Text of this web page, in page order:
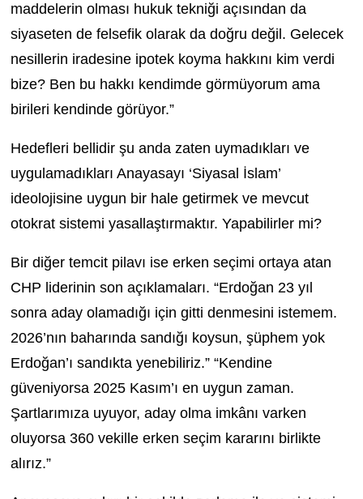
maddelerin olması hukuk tekniği açısından da
siyaseten de felsefik olarak da doğru değil. Gelecek
nesillerin iradesine ipotek koyma hakkını kim verdi
bize? Ben bu hakkı kendimde görmüyorum ama
birileri kendinde görüyor.”
Hedefleri bellidir şu anda zaten uymadıkları ve
uygulamadıkları Anayasayı ‘Siyasal İslam’
ideolojisine uygun bir hale getirmek ve mevcut
otokrat sistemi yasallaştırmaktır. Yapabilirler mi?
Bir diğer temcit pilavı ise erken seçimi ortaya atan
CHP liderinin son açıklamaları. “Erdoğan 23 yıl
sonra aday olamadığı için gitti denmesini istemem.
2026’nın baharında sandığı koysun, şüphem yok
Erdoğan’ı sandıkta yenebiliriz.” “Kendine
güveniyorsa 2025 Kasım’ı en uygun zaman.
Şartlarımıza uyuyor, aday olma imkânı varken
oluyorsa 360 vekille erken seçim kararını birlikte
alırız.”